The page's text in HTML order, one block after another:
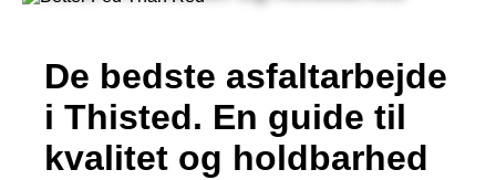
De bedste asfaltarbejde
i Thisted. En guide til
kvalitet og holdbarhed